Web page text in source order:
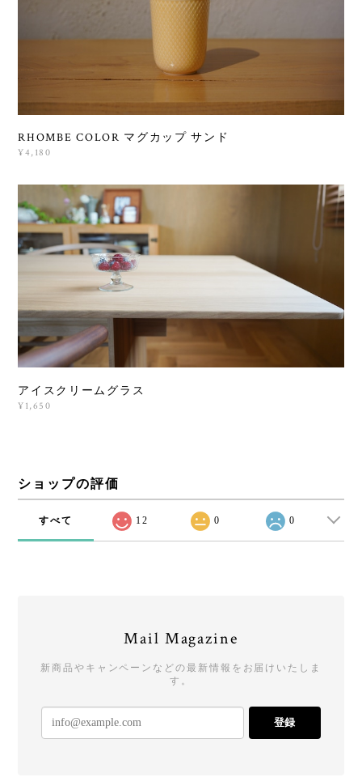
RHOMBE COLOR マグカップ サンド
¥4,180
アイスクリームグラス
¥1,650
ショップの評価
すべて 12 0 0
Mail Magazine
新商品やキャンペーンなどの最新情報をお届けいたしま
す。
登録